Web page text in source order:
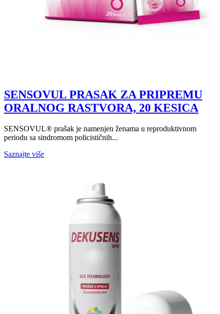
SENSOVUL PRASAK ZA PRIPREMU
ORALNOG RASTVORA, 20 KESICA
SENSOVUL® prašak je namenjen ženama u reproduktivnom
periodu sa sindromom policističnih...
Saznajte više